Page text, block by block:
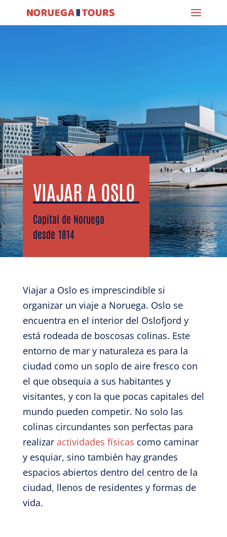
VIAJAR A OSLO
Capital de Noruega
desde 1814
Viajar a Oslo es imprescindible si
organizar un viaje a Noruega. Oslo se
encuentra en el interior del Oslofjord y
está rodeada de boscosas colinas. Este
entorno de mar y naturaleza es para la
ciudad como un soplo de aire fresco con
el que obsequia a sus habitantes y
visitantes, y con la que pocas capitales del
mundo pueden competir. No solo las
colinas circundantes son perfectas para
realizar actividades físicas como caminar
y esquiar, sino también hay grandes
espacios abiertos dentro del centro de la
ciudad, llenos de residentes y formas de
vida.